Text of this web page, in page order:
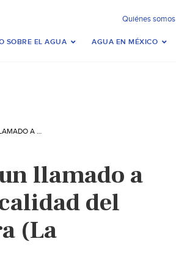
Quiénes somos
SOBRE EL AGUA AGUA EN MÉXICO
JALISCO–AMPI HACE UN LLAMADO A SOLUCIONAR LA MALA CALIDAD DEL AGUA EN GUADALAJARA (LA CRÓNICA)
llamado a
del
(La